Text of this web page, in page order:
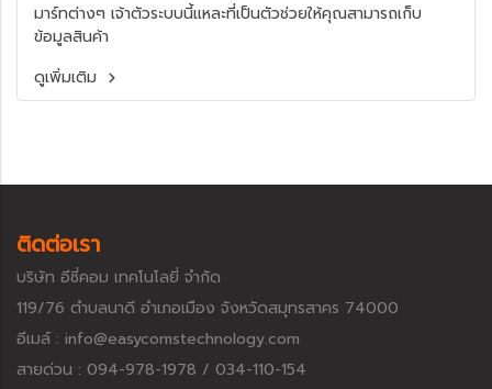
มาร์ทต่างๆ เจ้าตัวระบบนี้แหละที่เป็นตัวช่วยให้คุณสามารถเก็บ
ข้อมูลสินค้า
ดูเพิ่มเติม
ติดต่อเรา
บริษัท อีซี่คอม เทคโนโลยี่ จำกัด
119/76 ตำบลนาดี อำเภอเมือง จังหวัดสมุทรสาคร 74000
อีเมล์ : info@easycomstechnology.com
สายด่วน : 094-978-1978 / 034-110-154